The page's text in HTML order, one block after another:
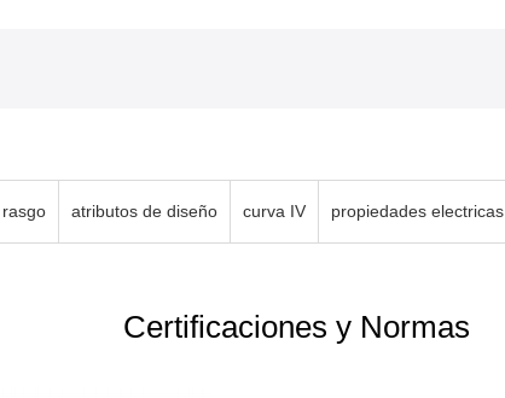
rasgo atributos de diseño curva IV propiedades electricas
Certificaciones y Normas